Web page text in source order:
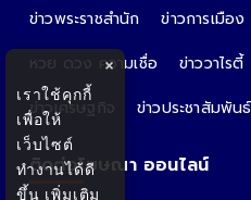
ข่าวพระราชสำนัก ข่าวการเมือง
หวย ดวง ความเชื่อ
ข่าววาไรตี้
ข่าวเศรษฐกิจ
ข่าวประชาสัมพันธ์
ติดต่อโฆษณา ออนไลน์
×
เราใช้คุกกี้
เพื่อให้
เว็บไซต์
ทำงานได้ดี
ขึ้น เพิ่มเติม